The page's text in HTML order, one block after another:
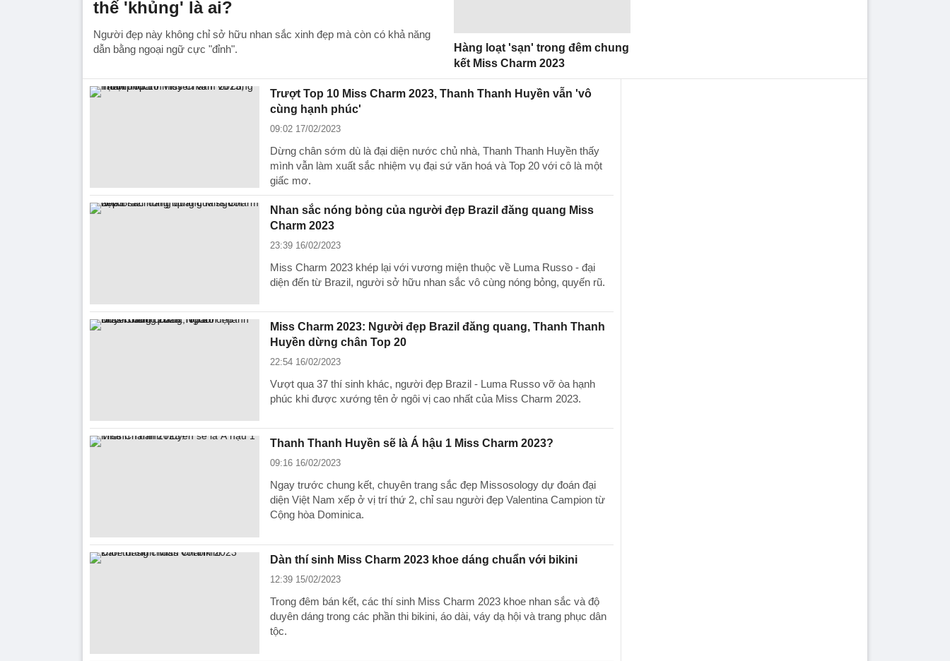
thế 'khủng' là ai?
Người đẹp này không chỉ sở hữu nhan sắc xinh đẹp mà còn có khả năng
dẫn bằng ngoại ngữ cực "đỉnh".
Hàng loạt 'sạn' trong đêm chung
kết Miss Charm 2023
Trượt Top 10 Miss Charm 2023, Thanh Thanh Huyền vẫn 'vô
cùng hạnh phúc'
09:02 17/02/2023
Dừng chân sớm dù là đại diện nước chủ nhà, Thanh Thanh Huyền thấy
mình vẫn làm xuất sắc nhiệm vụ đại sứ văn hoá và Top 20 với cô là một
giấc mơ.
Nhan sắc nóng bỏng của người đẹp Brazil đăng quang Miss
Charm 2023
23:39 16/02/2023
Miss Charm 2023 khép lại với vương miện thuộc về Luma Russo - đại
diện đến từ Brazil, người sở hữu nhan sắc vô cùng nóng bỏng, quyến rũ.
Miss Charm 2023: Người đẹp Brazil đăng quang, Thanh Thanh
Huyền dừng chân Top 20
22:54 16/02/2023
Vượt qua 37 thí sinh khác, người đẹp Brazil - Luma Russo vỡ òa hạnh
phúc khi được xướng tên ở ngôi vị cao nhất của Miss Charm 2023.
Thanh Thanh Huyền sẽ là Á hậu 1 Miss Charm 2023?
09:16 16/02/2023
Ngay trước chung kết, chuyên trang sắc đẹp Missosology dự đoán đại
diện Việt Nam xếp ở vị trí thứ 2, chỉ sau người đẹp Valentina Campion từ
Cộng hòa Dominica.
Dàn thí sinh Miss Charm 2023 khoe dáng chuẩn với bikini
12:39 15/02/2023
Trong đêm bán kết, các thí sinh Miss Charm 2023 khoe nhan sắc và độ
duyên dáng trong các phần thi bikini, áo dài, váy dạ hội và trang phục dân
tộc.